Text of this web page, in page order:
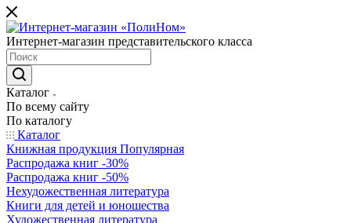
Интернет-магазин представительского класса
Каталог
По всему сайту
По каталогу
Каталог
Книжная продукция Популярная
Распродажа книг -30%
Распродажа книг -50%
Нехудожественная литература
Книги для детей и юношества
Художественная литература